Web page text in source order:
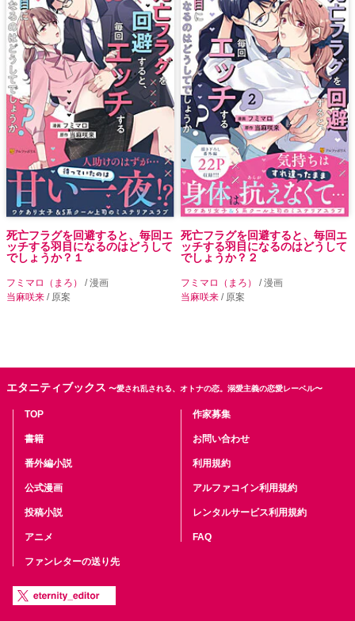
死亡フラグを回避すると、毎回エ
ッチする羽目になるのはどうして
でしょうか？１
フミマロ（まろ） / 漫画
当麻咲来 / 原案
死亡フラグを回避すると、毎回エ
ッチする羽目になるのはどうして
でしょうか？２
フミマロ（まろ） / 漫画
当麻咲来 / 原案
エタニティブックス 〜愛され乱される、オトナの恋。溺愛主義の恋愛レーベル〜
TOP
書籍
番外編小説
公式漫画
投稿小説
アニメ
ファンレターの送り先
作家募集
お問い合わせ
利用規約
アルファコイン利用規約
レンタルサービス利用規約
FAQ